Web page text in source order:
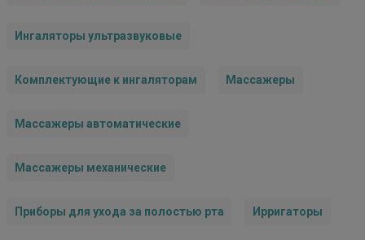
Ингаляторы ультразвуковые
Комплектующие к ингаляторам Массажеры
Массажеры автоматические
Массажеры механические
Приборы для ухода за полостью рта Ирригаторы